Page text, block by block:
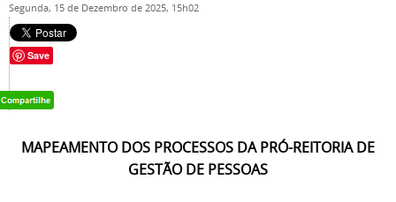
Segunda, 15 de Dezembro de 2025, 15h02
Save
MAPEAMENTO DOS PROCESSOS DA PRÓ-REITORIA DE
GESTÃO DE PESSOAS